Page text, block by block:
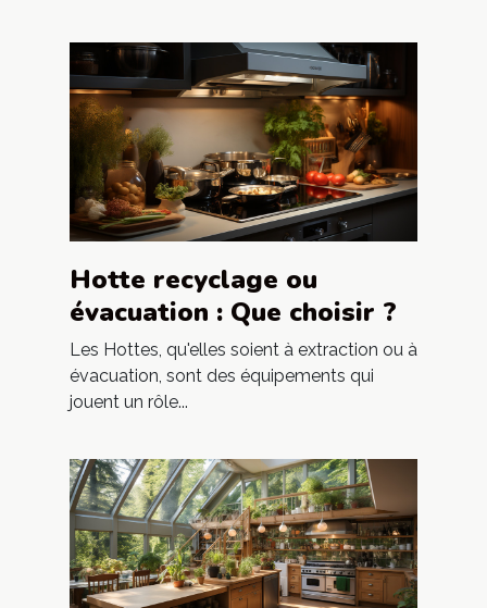
Hotte recyclage ou
évacuation : Que choisir ?
Les Hottes, qu'elles soient à extraction ou à
évacuation, sont des équipements qui
jouent un rôle...